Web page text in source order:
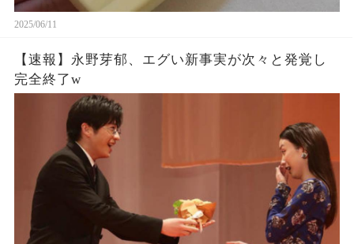
2025/06/11
【速報】永野芽郁、エグい新事実が次々と発覚し
完全終了w